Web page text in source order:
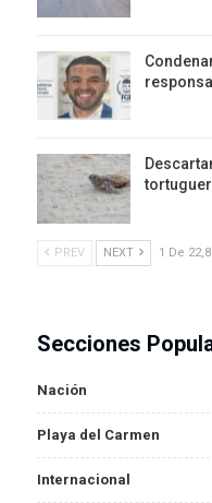
PREV NEXT 1 De
Secciones
Nación
Playa del Carmen
Internacional